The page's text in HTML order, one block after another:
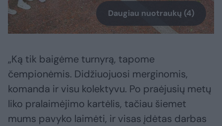
Daugiau nuotraukų (4)
„Ką tik baigėme turnyrą, tapome
čempionėmis. Didžiuojuosi merginomis,
komanda ir visu kolektyvu. Po praėjusių metų
liko pralaimėjimo kartėlis, tačiau šiemet
mums pavyko laimėti, ir visas įdėtas darbas